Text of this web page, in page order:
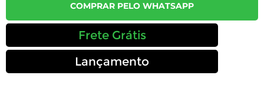
COMPRAR PELO WHATSAPP
Frete Grátis
Lançamento